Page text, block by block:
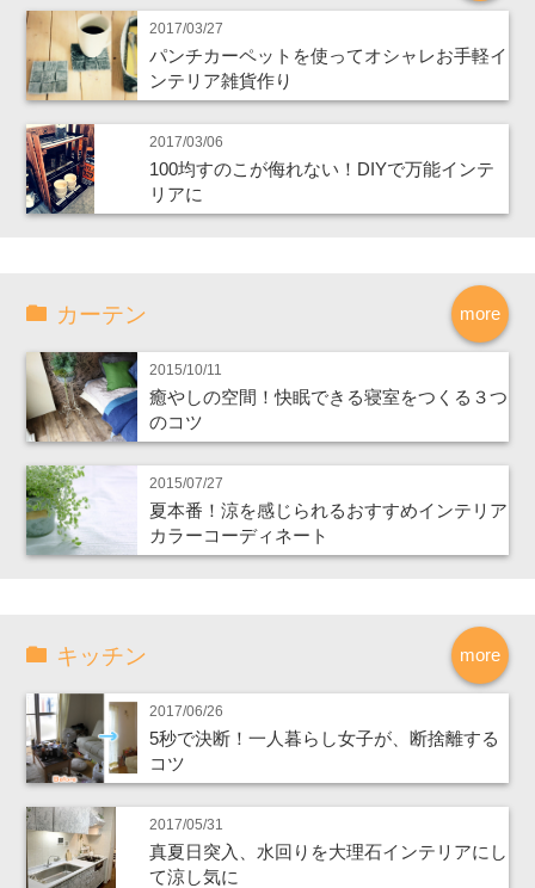
2017/03/27
パンチカーペットを使ってオシャレお手軽イ
ンテリア雑貨作り
2017/03/06
100均すのこが侮れない！DIYで万能インテ
リアに
more
カーテン
2015/10/11
癒やしの空間！快眠できる寝室をつくる３つ
のコツ
2015/07/27
夏本番！涼を感じられるおすすめインテリア
カラーコーディネート
more
キッチン
2017/06/26
5秒で決断！一人暮らし女子が、断捨離する
コツ
2017/05/31
真夏日突入、水回りを大理石インテリアにし
て涼し気に